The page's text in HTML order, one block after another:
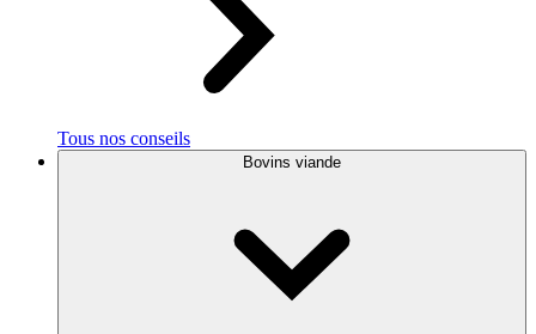
Tous nos conseils
Bovins viande